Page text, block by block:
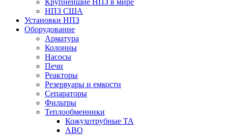
Крупнейшие НПЗ в мире
НПЗ США
Установки НПЗ
Оборудование
Арматура
Колонны
Насосы
Печи
Реакторы
Резервуары и емкости
Сепараторы
Фильтры
Теплообменники
Кожухотрубные ТА
АВО